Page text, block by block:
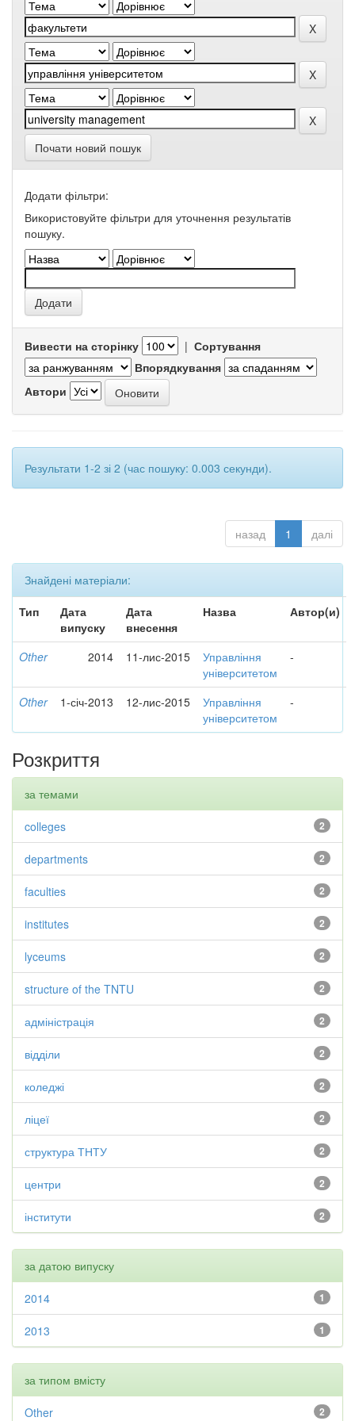
Почати новий пошук
Додати фільтри:
Використовуйте фільтри для уточнення результатів
пошуку.
Вивести на сторінку | Сортування
Впорядкування
Автори
Результати 1-2 зі 2 (час пошуку: 0.003 секунди).
назад 1 далі
Знайдені матеріали:
Тип
Дата
випуску
Дата
внесення
Назва Автор(и)
Other 2014 11-лис-2015
Управління
університетом
-
Other 1-січ-2013 12-лис-2015
Управління
університетом
-
Розкриття
за темами
2
colleges
2
departments
2
faculties
2
institutes
2
lyceums
2
structure of the TNTU
2
адміністрація
2
відділи
2
коледжі
2
ліцеї
2
структура ТНТУ
2
центри
2
інститути
за датою випуску
1
2014
1
2013
за типом вмісту
2
Other